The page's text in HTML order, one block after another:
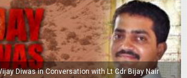
Diwas in Conversation with Lt Cdr Bijay Nair